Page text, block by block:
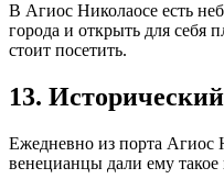
В Агиос Николаосе есть
города и открыть для
стоит посетить.
13.
Ежедневно из порта Агиос
венецианцы дали ему такое